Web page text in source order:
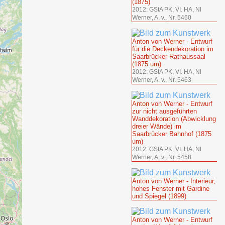
(1875)
2012: GStA PK, VI. HA, Nl
Werner, A. v., Nr. 5460
Anton von Werner - Entwurf
für die Deckendekoration im
Saarbrücker Rathaussaal
(1875 um)
2012: GStA PK, VI. HA, Nl
Werner, A. v., Nr. 5463
Anton von Werner - Entwurf
zur nicht ausgeführten
Wanddekoration (Abwicklung
dreier Wände) im
Saarbrücker Bahnhof (1875
um)
2012: GStA PK, VI. HA, Nl
Werner, A. v., Nr. 5458
Anton von Werner - Interieur,
hohes Fenster mit Gardine
und Spiegel (1899)
Anton von Werner - Entwurf